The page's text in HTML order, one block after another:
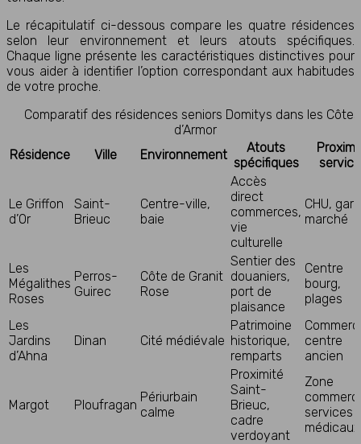
Le récapitulatif ci-dessous compare les quatre résidences
selon leur environnement et leurs atouts spécifiques.
Chaque ligne présente les caractéristiques distinctives pour
vous aider à identifier l’option correspondant aux habitudes
de votre proche.
Comparatif des résidences seniors Domitys dans les
d’Armor
Résidence
Ville Environnement
Atouts
spécifiques
Le Griffon
d’Or
Saint-
Brieuc
Centre-ville,
baie
Accès
direct
commerces,
vie
culturelle
CHU,
marché
Les
Mégalithes
Roses
Perros-
Guirec
Côte de Granit
Rose
Sentier des
douaniers,
port de
plaisance
Centre
bourg,
plages
Les
Jardins
d’Ahna
Dinan Cité médiévale
Patrimoine
historique,
remparts
centre
ancien
Margot Ploufragan
Périurbain
calme
Proximité
Saint-
Brieuc,
cadre
verdoyant
Zone
services
médicaux